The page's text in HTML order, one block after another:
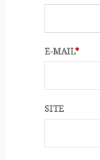
E-MAIL*
SITE